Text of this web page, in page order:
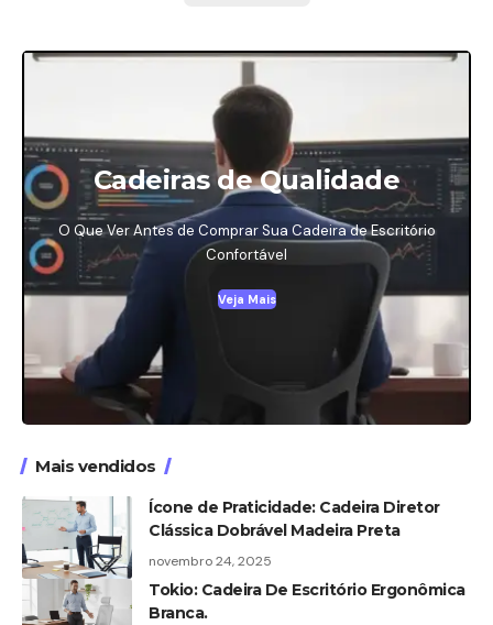
Cadeiras de Qualidade
O Que Ver Antes de Comprar Sua Cadeira de Escritório
Confortável
Veja Mais
Mais vendidos
Ícone de Praticidade: Cadeira Diretor
Clássica Dobrável Madeira Preta
novembro 24, 2025
Tokio: Cadeira De Escritório Ergonômica
Branca.